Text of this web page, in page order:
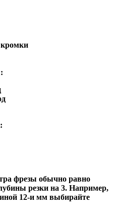
кромки
фрезы обычно равно
резки на 3. Например,
12-и мм выбирайте